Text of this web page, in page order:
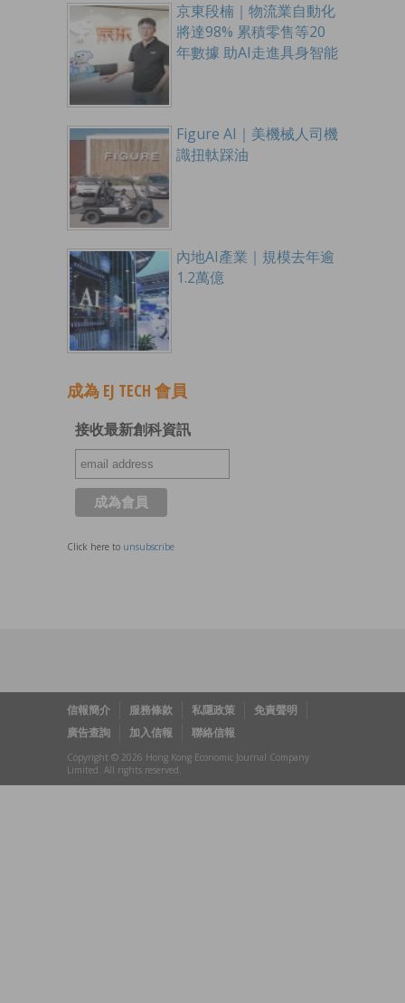
京東段楠｜物流業自動化
將達98% 累積零售等20
年數據 助AI走進具身智能
Figure AI｜美機械人司機
識扭軚踩油
內地AI產業｜規模去年逾
1.2萬億
成為 EJ TECH 會員
接收最新創科資訊
Click here to unsubscribe
信報簡介 服務條款 私隱政策
免責聲明
廣告查詢
加入信報 聯絡信報
Copyright © 2026 Hong Kong Economic Journal Company
Limited. All rights reserved.